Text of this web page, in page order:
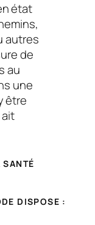
état
autres
de
au
une
être
ait
DISPOSE :